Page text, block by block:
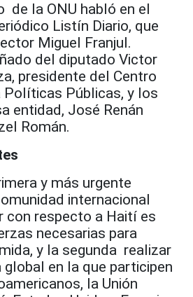
de la ONU habló en el
Listín Diario, que
Miguel Franjul.
del diputado Victor
presidente del Centro
Políticas Públicas, y los
entidad, José Renán
Román.
y más urgente
internacional
con respecto a Haití es
necesarias para
y la segunda realizar
global en la que participen
la Unión